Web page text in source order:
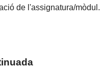
de l'assignatura/mòdul.